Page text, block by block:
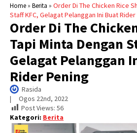
Home» Berita » Order Di The Chicken Rice
Staff KFC, Gelagat Pelanggan Ini Buat
Order Di The
Tapi Minta Dengan
Gelagat Pelanggan
Rider Pening
Rasida
| Ogos 22nd, 2022
Post Views: 56
Kategori: Berita